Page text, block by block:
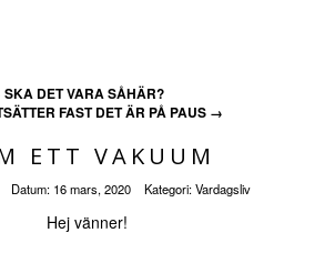
SKA DET VARA SÅHÄR?
FAST DET ÄR PÅ PAUS →
ETT VAKUUM
Datum: 16 mars, 2020 Kategori:Vardagsliv
Hej vänner!